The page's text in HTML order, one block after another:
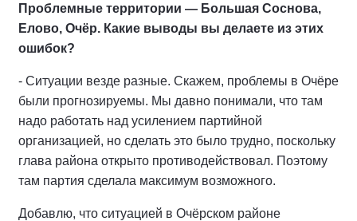
Проблемные территории — Большая Соснова,
Елово, Очёр. Какие выводы вы делаете из этих
ошибок?
- Ситуации везде разные. Скажем, проблемы в Очёре
были прогнозируемы. Мы давно понимали, что там
надо работать над усилением партийной
организацией, но сделать это было трудно, поскольку
глава района открыто противодействовал. Поэтому
там партия сделала максимум возможного.
Добавлю, что ситуацией в Очёрском районе